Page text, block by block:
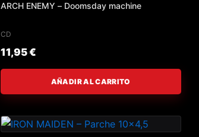
ARCH ENEMY – Doomsday machine
CD
11,95€
AÑADIR AL CARRITO